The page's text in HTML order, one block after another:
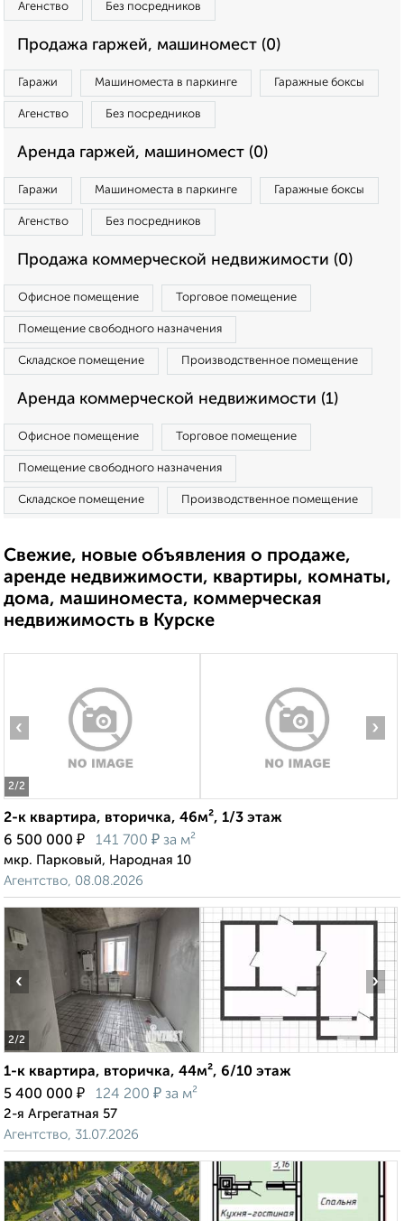
Агенство Без посредников
Продажа гаржей, машиномест (0)
Гаражи Машиноместа в паркинге Гаражные боксы
Агенство Без посредников
Аренда гаржей, машиномест (0)
Гаражи Машиноместа в паркинге Гаражные боксы
Агенство Без посредников
Продажа коммерческой недвижимости (0)
Офисное помещение Торговое помещение
Помещение свободного назначения
Складское помещение Производственное помещение
Аренда коммерческой недвижимости (1)
Офисное помещение Торговое помещение
Помещение свободного назначения
Складское помещение Производственное помещение
Свежие, новые объявления о продаже,
аренде недвижимости, квартиры, комнаты,
дома, машиноместа, коммерческая
недвижимость в Курске
2/2
‹ ›
2-к квартира, вторичка, 46м², 1/3 этаж
6 500 000 ₽ 141 700 ₽ за м²
мкр. Парковый, Народная 10
Агентство, 08.08.2026
2/2
‹ ›
1-к квартира, вторичка, 44м², 6/10 этаж
5 400 000 ₽ 124 200 ₽ за м²
2-я Агрегатная 57
Агентство, 31.07.2026